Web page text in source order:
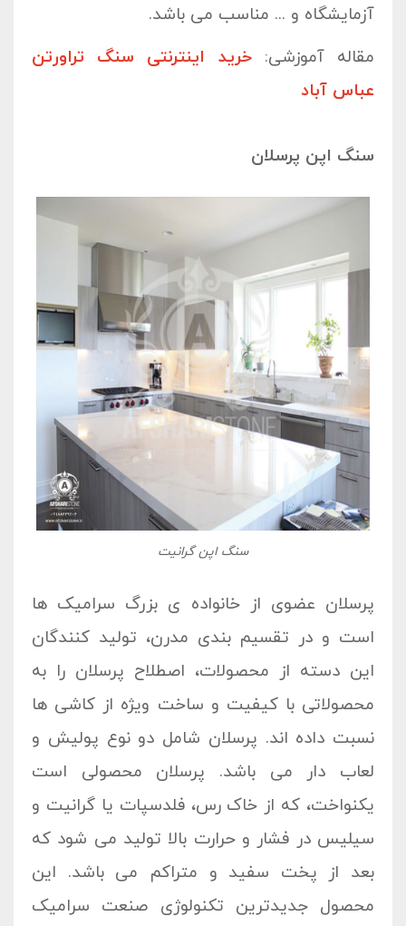
آزمایشگاه و ... مناسب می باشد.
مقاله آموزشی:خرید اینترنتی سنگ تراورتن
عباس آباد
سنگ اپن پرسلان
سنگ اپن گرانیت
پرسلان عضوی از خانواده ی بزرگ سرامیک ها
است و در تقسیم بندی مدرن، تولید کنندگان
این دسته از محصولات، اصطلاح پرسلان را به
محصولاتی با کیفیت و ساخت ویژه از کاشی ها
نسبت داده اند. پرسلان شامل دو نوع پولیش و
لعاب دار می باشد. پرسلان محصولی است
یکنواخت، که از خاک رس، فلدسپات یا گرانیت و
سیلیس در فشار و حرارت بالا تولید می شود که
بعد از پخت سفید و متراکم می باشد. این
محصول جدیدترین تکنولوژی صنعت سرامیک